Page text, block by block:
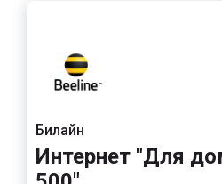
Билайн
Интернет "Для